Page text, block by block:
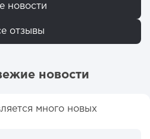
новости
отзывы
новости
много новых